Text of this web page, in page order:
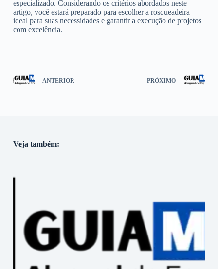
especializado. Considerando os critérios abordados neste
artigo, você estará preparado para escolher a rosqueadeira
ideal para suas necessidades e garantir a execução de projetos
com excelência.
ANTERIOR PRÓXIMO
Veja também: